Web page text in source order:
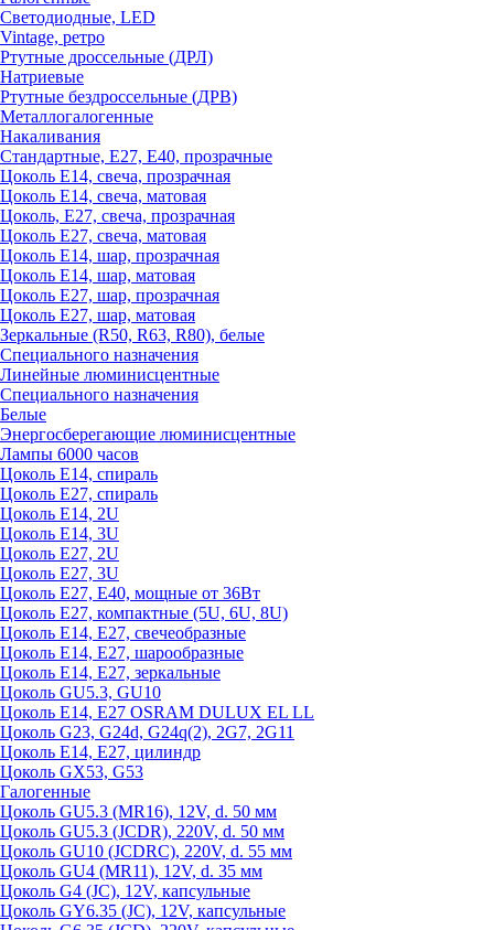
Светодиодные, LED
Vintage, ретро
Ртутные дроссельные (ДРЛ)
Натриевые
Ртутные бездроссельные (ДРВ)
Металлогалогенные
Накаливания
Стандартные, Е27, Е40, прозрачные
Цоколь Е14, свеча, прозрачная
Цоколь Е14, свеча, матовая
Цоколь, Е27, свеча, прозрачная
Цоколь Е27, свеча, матовая
Цоколь Е14, шар, прозрачная
Цоколь Е14, шар, матовая
Цоколь Е27, шар, прозрачная
Цоколь Е27, шар, матовая
Зеркальные (R50, R63, R80), белые
Специального назначения
Линейные люминисцентные
Специального назначения
Белые
Энергосберегающие люминисцентные
Лампы 6000 часов
Цоколь Е14, спираль
Цоколь Е27, спираль
Цоколь Е14, 2U
Цоколь Е14, 3U
Цоколь Е27, 2U
Цоколь Е27, 3U
Цоколь Е27, Е40, мощные от 36Вт
Цоколь Е27, компактные (5U, 6U, 8U)
Цоколь Е14, Е27, свечеобразные
Цоколь Е14, Е27, шарообразные
Цоколь Е14, Е27, зеркальные
Цоколь GU5.3, GU10
Цоколь Е14, Е27 OSRAM DULUX EL LL
Цоколь G23, G24d, G24q(2), 2G7, 2G11
Цоколь Е14, Е27, цилиндр
Цоколь GX53, G53
Галогенные
Цоколь GU5.3 (MR16), 12V, d. 50 мм
Цоколь GU5.3 (JCDR), 220V, d. 50 мм
Цоколь GU10 (JCDRC), 220V, d. 55 мм
Цоколь GU4 (MR11), 12V, d. 35 мм
Цоколь G4 (JC), 12V, капсульные
Цоколь GY6.35 (JC), 12V, капсульные